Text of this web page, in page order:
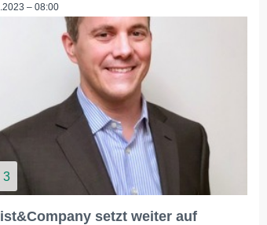
– 08:00
3
setzt weiter auf